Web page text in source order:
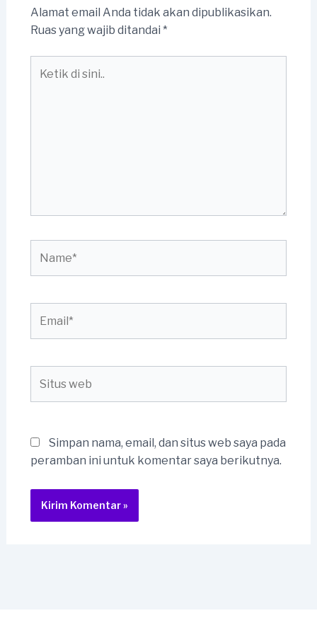
Alamat email Anda tidak akan dipublikasikan.
Ruas yang wajib ditandai *
web
Simpan nama, email, dan situs web saya pada
peramban ini untuk komentar saya berikutnya.